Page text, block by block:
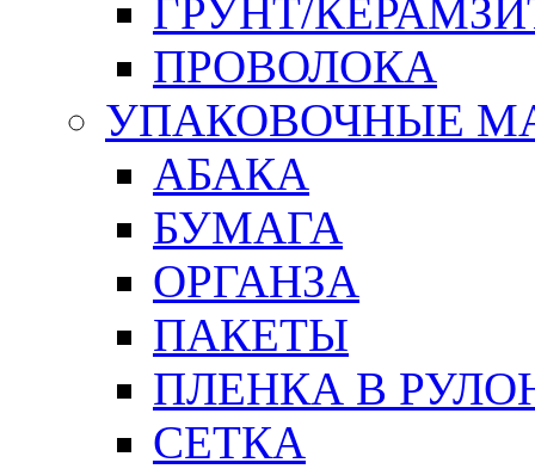
ГРУНТ/
ПРОВОЛОКА
УПАКОВОЧНЫЕ
АБАКА
БУМАГА
ОРГАНЗА
ПАКЕТЫ
ПЛЕНКА В
СЕТКА